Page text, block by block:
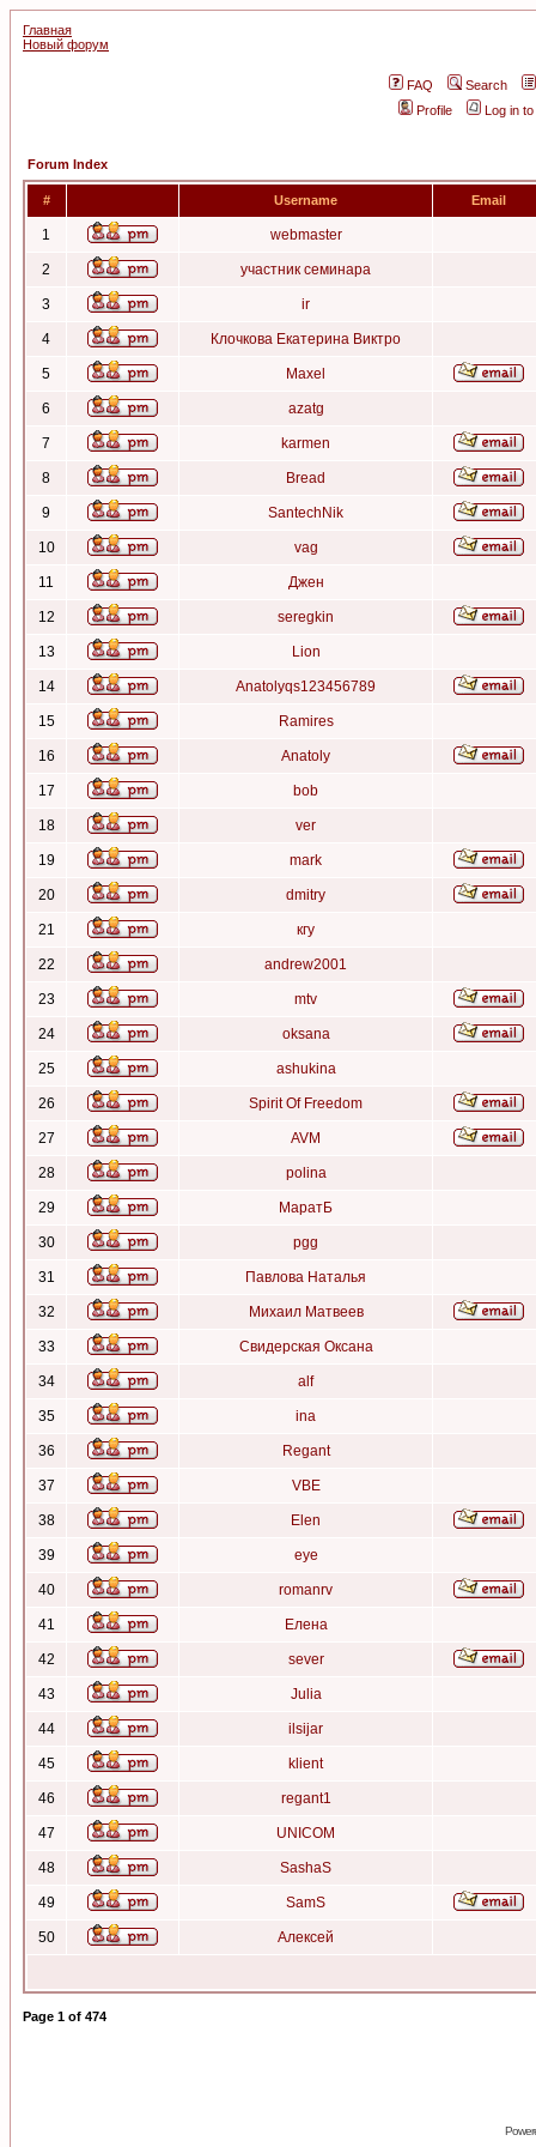
Главная
Новый форум
FAQ
Search
Profile
Log in
Forum Index
# Username Email
1 webmaster
2 участник семинара
3 ir
4 Клочкова Екатерина Виктро
5 Maxel
6 azatg
7 karmen
8 Bread
9 SantechNik
10 vag
11 Джен
12 seregkin
13 Lion
14 Anatolyqs123456789
15 Ramires
16 Anatoly
17 bob
18 ver
19 mark
20 dmitry
21 кгу
22 andrew2001
23 mtv
24 oksana
25 ashukina
26 Spirit Of Freedom
27 AVM
28 polina
29 МаратБ
30 pgg
31 Павлова Наталья
32 Михаил Матвеев
33 Свидерская Оксана
34 alf
35 ina
36 Regant
37 VBE
38 Elen
39 eye
40 romanrv
41 Елена
42 sever
43 Julia
44 ilsijar
45 klient
46 regant1
47 UNICOM
48 SashaS
49 SamS
50 Алексей
Page 1 of 474